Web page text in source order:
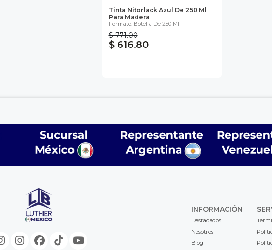
Tinta Nitorlack Azul De 250 Ml
Para Madera
Formato: Botella De 250 Ml
$ 771.00
$ 616.80
INFORMACIÓN
Destacados
Nosotros
Blog